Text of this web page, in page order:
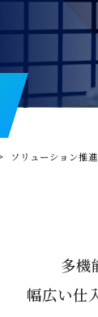
ソリューション推
多機
幅広い仕